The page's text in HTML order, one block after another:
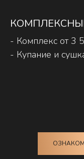
- Комплекс от 3
- Купание и